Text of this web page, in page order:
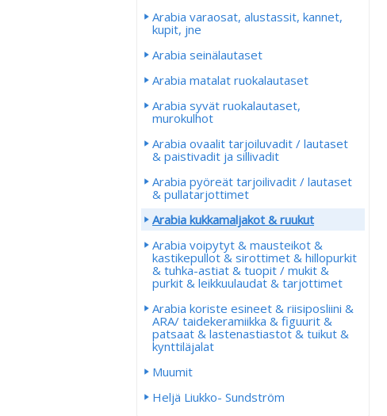
Arabia varaosat, alustassit, kannet,
kupit, jne
Arabia seinälautaset
Arabia matalat ruokalautaset
Arabia syvät ruokalautaset,
murokulhot
Arabia ovaalit tarjoiluvadit / lautaset
& paistivadit ja sillivadit
Arabia pyöreät tarjoilivadit / lautaset
& pullatarjottimet
Arabia kukkamaljakot & ruukut
Arabia voipytyt & mausteikot &
kastikepullot & sirottimet & hillopurkit
& tuhka-astiat & tuopit / mukit &
purkit & leikkuulaudat & tarjottimet
Arabia koriste esineet & riisiposliini &
ARA/ taidekeramiikka & figuurit &
patsaat & lastenastiastot & tuikut &
kynttiläjalat
Muumit
Heljä Liukko- Sundström